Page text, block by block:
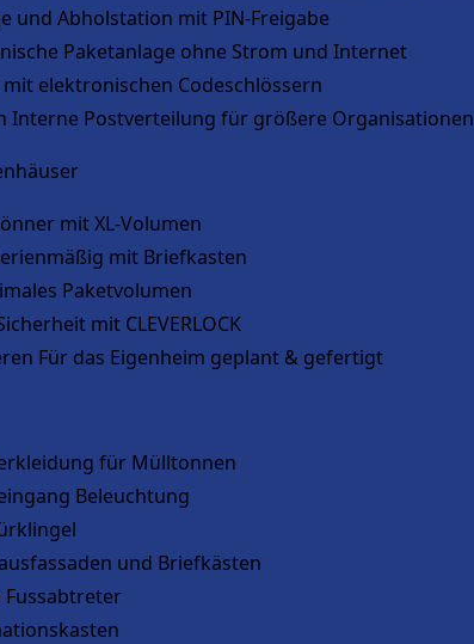
und Abholstation mit PIN-Freigabe
Paketanlage ohne Strom und Internet
elektronischen Codeschlössern
Interne Postverteilung für größere Organisationen
mit XL-Volumen
mit Briefkasten
Paketvolumen
mit CLEVERLOCK
Für das Eigenheim geplant & gefertigt
für Mülltonnen
Beleuchtung
und Briefkästen
Fussabtreter